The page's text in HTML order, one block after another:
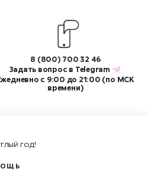
8 (800) 700 32 46
Задать вопрос в Telegram
с 9:00 до 21:00 (по МСК
времени)
год!